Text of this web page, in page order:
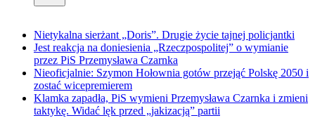
Nietykalna sierżant „Doris”. Drugie życie tajnej policjantki
Jest reakcja na doniesienia „Rzeczpospolitej” o wymianie
przez PiS Przemysława Czarnka
Nieoficjalnie: Szymon Hołownia gotów przejąć Polskę 2050 i
zostać wicepremierem
Klamka zapadła, PiS wymieni Przemysława Czarnka i zmieni
taktykę. Widać lęk przed „jakizacją” partii